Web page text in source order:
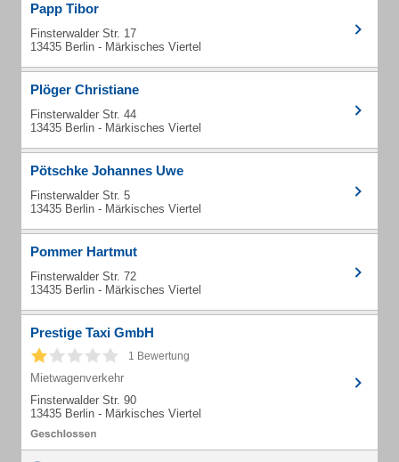
Papp Tibor
Finsterwalder Str. 17
13435 Berlin - Märkisches Viertel
Plöger Christiane
Finsterwalder Str. 44
13435 Berlin - Märkisches Viertel
Pötschke Johannes Uwe
Finsterwalder Str. 5
13435 Berlin - Märkisches Viertel
Pommer Hartmut
Finsterwalder Str. 72
13435 Berlin - Märkisches Viertel
Prestige Taxi GmbH
1 Bewertung
Mietwagenverkehr
Finsterwalder Str. 90
13435 Berlin - Märkisches Viertel